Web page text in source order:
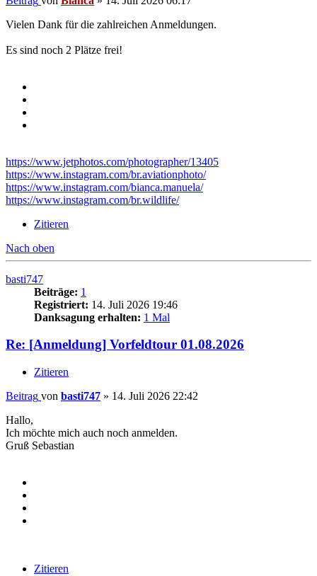
Vielen Dank für die zahlreichen Anmeldungen.
Es sind noch 2 Plätze frei!
https://www.jetphotos.com/photographer/13405
https://www.instagram.com/br.aviationphoto/
https://www.instagram.com/bianca.manuela/
https://www.instagram.com/br.wildlife/
Zitieren
Nach oben
basti747
Beiträge: 1
Registriert: 14. Juli 2026 19:46
Danksagung erhalten: 1 Mal
Re: [Anmeldung] Vorfeldtour 01.08.2026
Zitieren
Beitrag von basti747 » 14. Juli 2026 22:42
Hallo,
Ich möchte mich auch noch anmelden.
Gruß Sebastian
Zitieren